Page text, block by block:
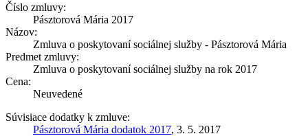
Číslo zmluvy:
Pásztorová Mária 2017
Názov:
Zmluva o poskytovaní sociálnej služby - Pásztorová Mária
Predmet zmluvy:
Zmluva o poskytovaní sociálnej služby na rok 2017
Cena:
Neuvedené
Súvisiace dodatky k zmluve:
Pásztorová Mária dodatok 2017, 3. 5. 2017